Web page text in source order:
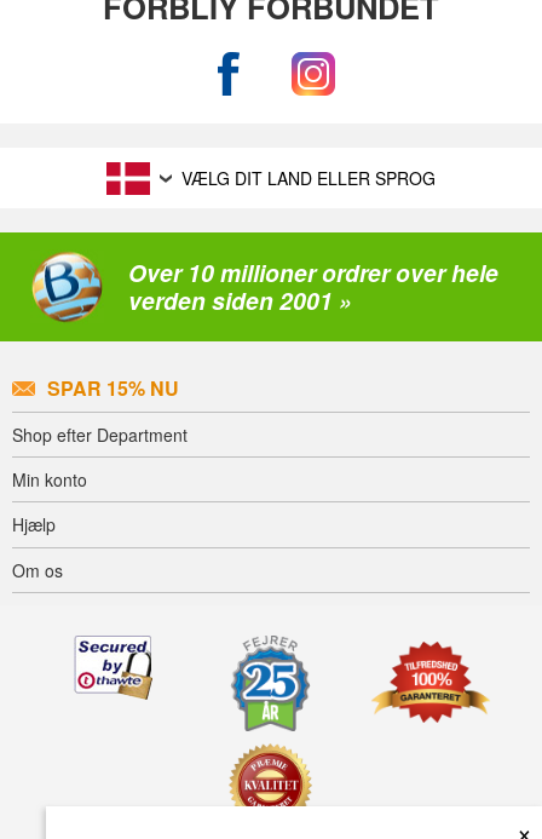
×
VÆLG DIT LAND ELLER SPROG
Over 10 millioner ordrer over hele
verden siden 2001 »
SPAR 15% NU
Shop efter Department
Min konto
Hjælp
Om os